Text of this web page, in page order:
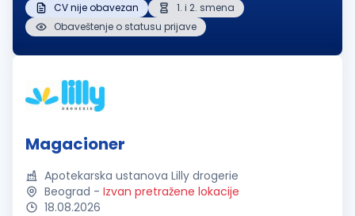
CV nije obavezan
1. i 2. smena
Obaveštenje o statusu prijave
Magacioner
Apotekarska ustanova Lilly drogerie
Beograd - Izvan pretražene lokacije
18.08.2026